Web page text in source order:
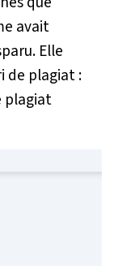
avait
Elle
de plagiat :
plagiat